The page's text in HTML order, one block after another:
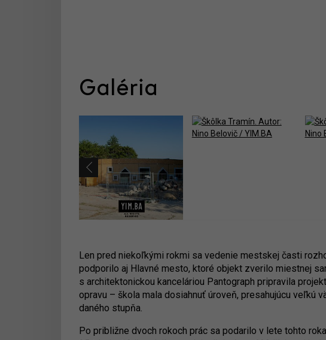
Galéria
Len pred niekoľkými rokmi sa vedenie mestskej časti
podporilo aj Hlavné mesto, ktoré objekt zverilo miestnej
s architektonickou kanceláriou Pantograph pripravila
opravu – škola mala dosiahnuť úroveň, presahujúcu veľkú
daného stupňa.
Po približne dvoch rokoch prác sa podarilo v lete tohto